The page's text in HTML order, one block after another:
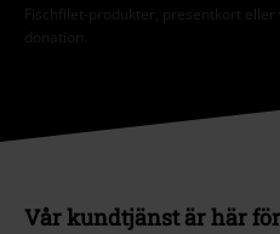
Fischfilet-produkter, presentkort
donation.
Vår kundtjänst är här